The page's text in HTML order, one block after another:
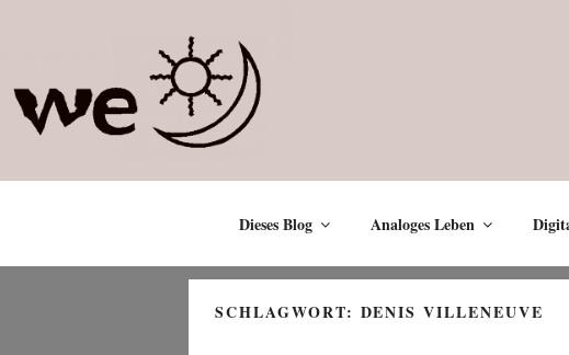
Dieses Blog Analoges Leben
SCHLAGWORT: DENIS VILLENEUVE